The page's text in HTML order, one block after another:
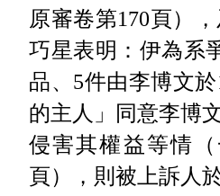
原審卷第170頁）
巧星表明：伊為系
品、5件由李博文
的主人」同意李博
侵害其權益等情（
頁），則被上訴人